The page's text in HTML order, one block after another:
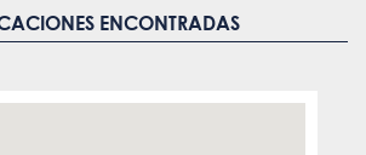
ENCONTRADAS